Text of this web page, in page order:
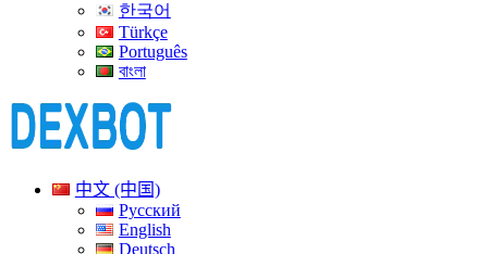
한국어
Türkçe
Português
বাংলা
中文 (中国)
Русский
English
Deutsch